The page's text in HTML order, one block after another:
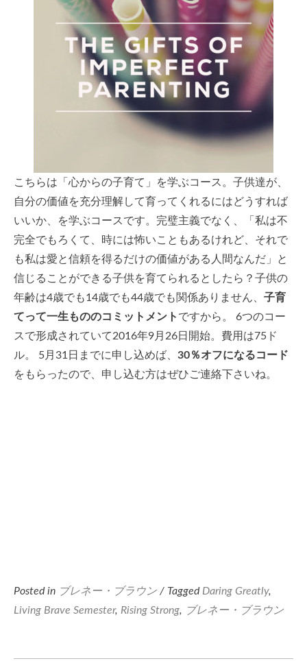
こちらは「心からの子育て」を学ぶコース。子供達が、
自分の価値を充分理解して育ってくれるにはどうすれば
いいか、を学ぶコースです。完璧主義でなく、「私は不
完全でもろくて、時には怖いこともあるけれど、それで
も私は愛と信頼を得るだけの価値がある人間なんだ」と
信じることができる子供を育てられるとしたら？子供の
年齢は4歳でも14歳でも44歳でも関係ありません、 子育
てって一生もののコミットメント ですから。 6つのコー
スで形成されていて2016年9月26日開始。費用は75ド
ル。 5月31日までに申し込めば、 30％オフになるコード
をもらったので、申し込む方はぜひご連絡下さいね。
Posted in ブレネー・ブラウン / Tagged Daring Greatly,
Living Brave Semester, Rising Strong, ブレネー・ブラウン